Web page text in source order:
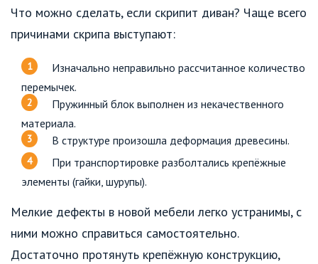
Что можно сделать, если скрипит диван? Чаще всего
причинами скрипа выступают:
Изначально неправильно рассчитанное количество
перемычек.
Пружинный блок выполнен из некачественного
материала.
В структуре произошла деформация древесины.
При транспортировке разболтались крепёжные
элементы (гайки, шурупы).
Мелкие дефекты в новой мебели легко устранимы, с
ними можно справиться самостоятельно.
Достаточно протянуть крепёжную конструкцию,